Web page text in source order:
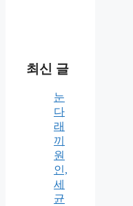
최신 글
눈
다
래
끼
원
인,
세
균